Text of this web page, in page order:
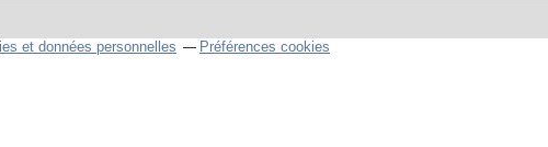
et données personnelles Préférences cookies